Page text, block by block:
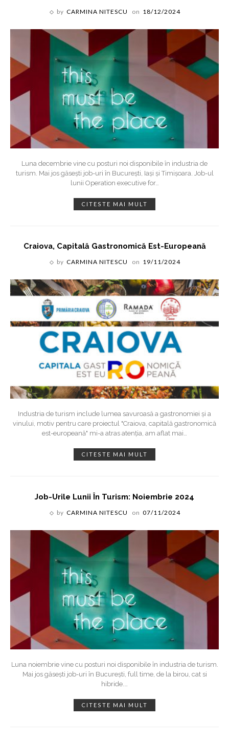
by CARMINA NITESCU on 18/12/2024
Luna decembrie vine cu posturi noi disponibile în industria de
turism. Mai jos găsești job-uri în București, Iași și Timișoara. Job-ul
lunii Operation executive for…
CITESTE MAI MULT
Craiova, Capitală Gastronomică Est-Europeană
by CARMINA NITESCU on 19/11/2024
Industria de turism include lumea savuroasă a gastronomiei și a
vinului, motiv pentru care proiectul "Craiova, capitală gastronomică
est-europeană" mi-a atras atenția, am aflat mai…
CITESTE MAI MULT
Job-Urile Lunii În Turism: Noiembrie 2024
by CARMINA NITESCU on 07/11/2024
Luna noiembrie vine cu posturi noi disponibile în industria de turism.
Mai jos găsești job-uri în București, full time, de la birou, cat si
hibride.…
CITESTE MAI MULT